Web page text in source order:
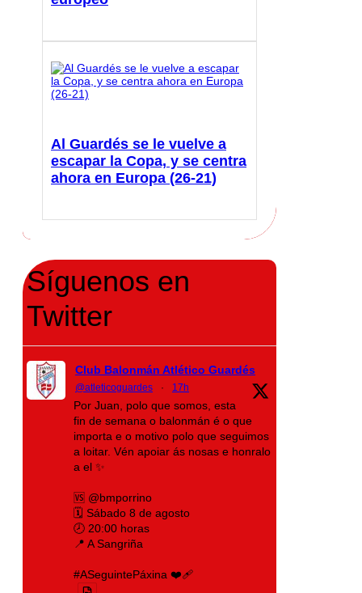
Al Guardés se le vuelve a
escapar la Copa, y se centra
ahora en Europa (26-21)
Síguenos en
Twitter
Club Balonmán Atlético Guardés
@atleticoguardes · 17h
Por Juan, polo que somos, esta
fin de semana o balonmán é o que
importa e o motivo polo que seguimos
a loitar. Vén apoiar ás nosas e honralo
a el ✨
🆚 @bmporrino
🗓️ Sábado 8 de agosto
🕗 20:00 horas
📍 A Sangriña
#ASeguintePáxina ❤️‍🩹